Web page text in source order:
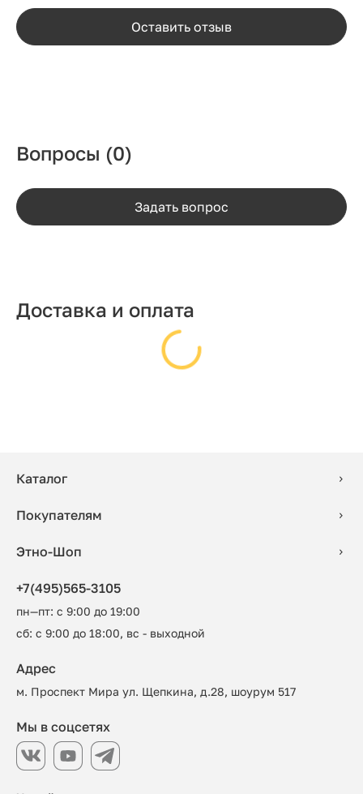
Оставить отзыв
Вопросы (0)
Задать вопрос
Доставка и оплата
Каталог
Покупателям
Этно-Шоп
+7(495)565-3105
пн—пт: с 9:00 до 19:00
сб: с 9:00 до 18:00, вс - выходной
Адрес
м. Проспект Мира ул. Щепкина, д.28, шоурум 517
Мы в соцсетях